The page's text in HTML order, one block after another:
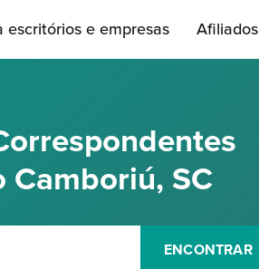
escritórios e empresas Afiliados
SC
ENCONTRAR